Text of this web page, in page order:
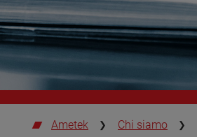
Ametek Chi siamo